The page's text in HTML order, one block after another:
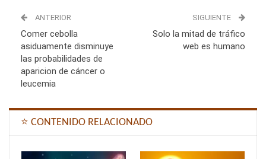
ANTERIOR
Comer cebolla
asiduamente disminuye
las probabilidades de
aparicion de cáncer o
leucemia
SIGUIENTE
Solo la mitad de tráfico
web es humano
⭐ CONTENIDO RELACIONADO